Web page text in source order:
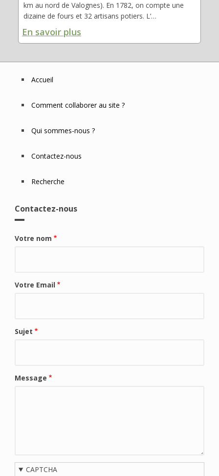
km au nord de Valognes). En 1782, on compte une
dizaine de fours et 32 artisans potiers. L’…
En savoir plus
FooterAccueil
Comment collaborer au site ?
Qui sommes-nous ?
Contactez-nous
Recherche
Contactez-nous
Votre nom
Votre Email
Sujet
Message
CAPTCHA